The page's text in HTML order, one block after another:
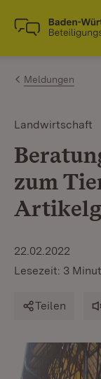
Zum Inhalt
Link zur
Meldungen
Landwirtschaft
zum
22.02.2022
Lesezeit: 3
Teilen